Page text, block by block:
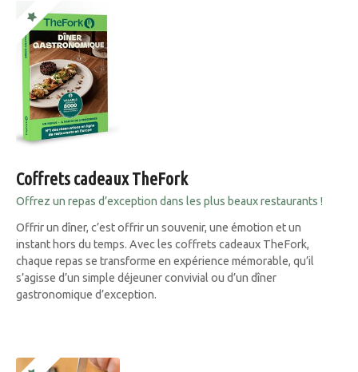
Coffrets cadeaux TheFork
Offrez un repas d’exception dans les plus beaux restaurants !
Offrir un dîner, c’est offrir un souvenir, une émotion et un
instant hors du temps. Avec les coffrets cadeaux TheFork,
chaque repas se transforme en expérience mémorable, qu’il
s’agisse d’un simple déjeuner convivial ou d’un dîner
gastronomique d’exception.